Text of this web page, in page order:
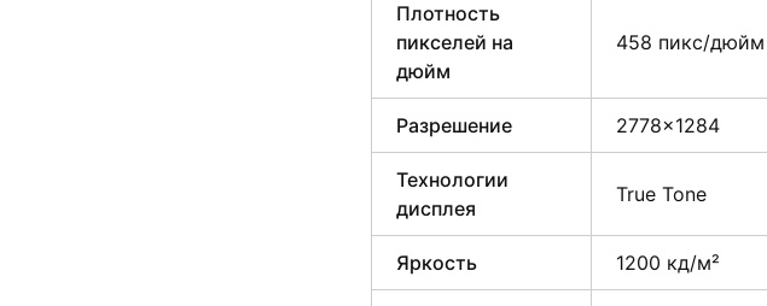
Плотность
пикселей на
дюйм
458 пикс/дюйм
Разрешение 2778×1284
Технологии
дисплея
True Tone
Яркость 1200 кд/м²